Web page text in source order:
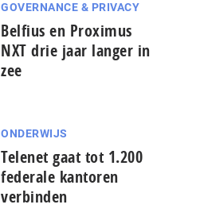
GOVERNANCE & PRIVACY
Belfius en Proximus
NXT drie jaar langer in
zee
ONDERWIJS
Telenet gaat tot 1.200
federale kantoren
verbinden